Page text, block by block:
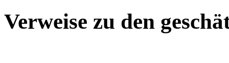
Verweise zu den